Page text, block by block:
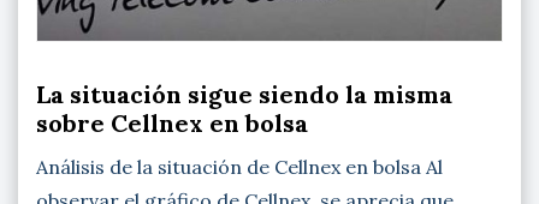
La situación sigue siendo la misma
sobre Cellnex en bolsa
Análisis de la situación de Cellnex en bolsa Al